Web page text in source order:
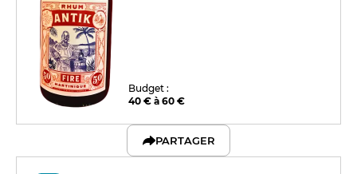
Budget :
40 € à 60 €
PARTAGER